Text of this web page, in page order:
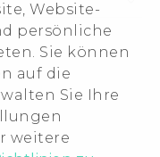
Website-
persönliche
Sie können
auf die
Sie Ihre
weitere
guide